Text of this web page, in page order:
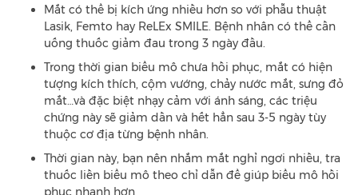
Mắt có thể bị kích ứng nhiều hơn so với phẫu thuật
Lasik, Femto hay ReLEx SMILE. Bệnh nhân có thể cần
uống thuốc giảm đau trong 3 ngày đầu.
Trong thời gian biểu mô chưa hồi phục, mắt có hiện
tượng kích thích, cộm vướng, chảy nước mắt, sưng đỏ
mắt…và đặc biệt nhạy cảm với ánh sáng, các triệu
chứng này sẽ giảm dần và hết hẳn sau 3-5 ngày tùy
thuộc cơ địa từng bệnh nhân.
Thời gian này, bạn nên nhắm mắt nghỉ ngơi nhiều, tra
thuốc liền biểu mô theo chỉ dẫn để giúp biểu mô hồi
phục nhanh hơn